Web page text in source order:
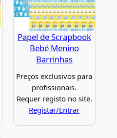
Papel de Scrapbook
Bebé Menino
Barrinhas
Preços exclusivos para
profissionais.
Requer registo no site.
Registar/Entrar